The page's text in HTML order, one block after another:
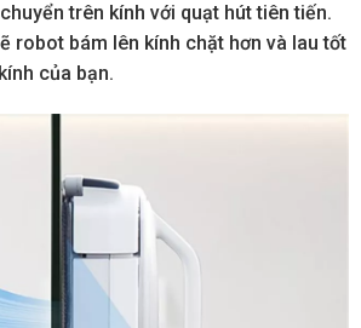
trên kính với quạt hút tiên tiến.
robot bám lên kính chặt hơn và lau tốt
của bạn.